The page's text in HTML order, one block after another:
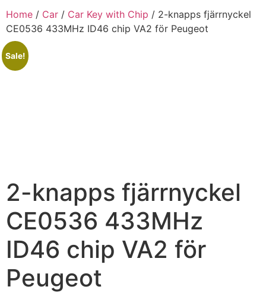
Home / Car / Car Key with Chip / 2-knapps fjärrnyckel
CE0536 433MHz ID46 chip VA2 för Peugeot
Sale!
2-knapps fjärrnyckel
CE0536 433MHz
ID46 chip VA2 för
Peugeot